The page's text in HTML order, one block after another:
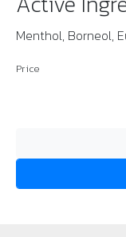
Menthol, Borneol,
Price